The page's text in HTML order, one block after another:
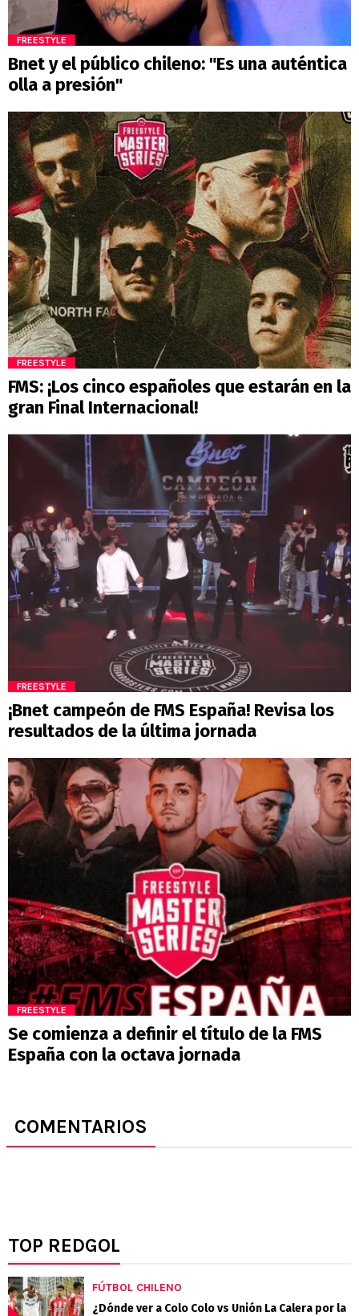
FREESTYLE
Bnet y el público chileno: "Es una auténtica
olla a presión"
FREESTYLE
FMS: ¡Los cinco españoles que estarán en la
gran Final Internacional!
FREESTYLE
¡Bnet campeón de FMS España! Revisa los
resultados de la última jornada
FREESTYLE
Se comienza a definir el título de la FMS
España con la octava jornada
COMENTARIOS
TOP REDGOL
FÚTBOL CHILENO
¿Dónde ver a Colo Colo vs Unión La Calera por la